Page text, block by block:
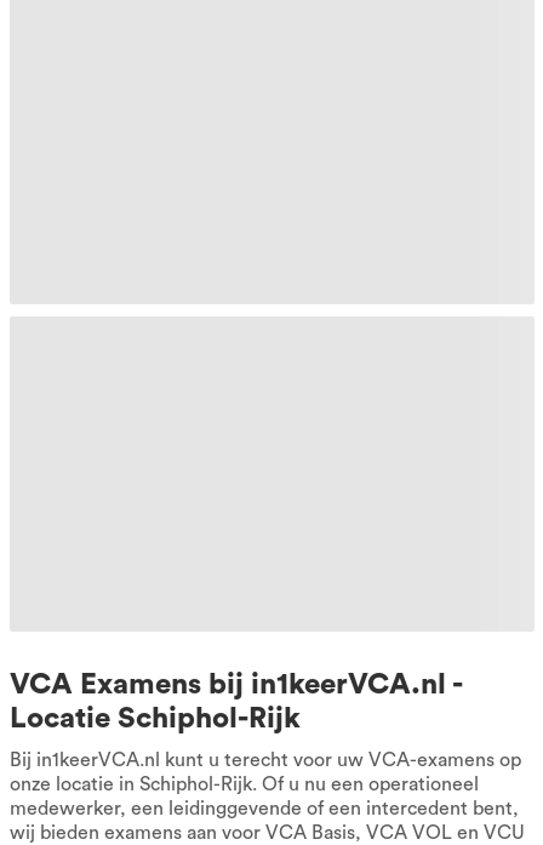
VCA Examens bij in1keerVCA.nl -
Locatie Schiphol-Rijk
Bij in1keerVCA.nl kunt u terecht voor uw VCA-examens op
onze locatie in Schiphol-Rijk. Of u nu een operationeel
medewerker, een leidinggevende of een intercedent bent,
wij bieden examens aan voor VCA Basis, VCA VOL en VCU